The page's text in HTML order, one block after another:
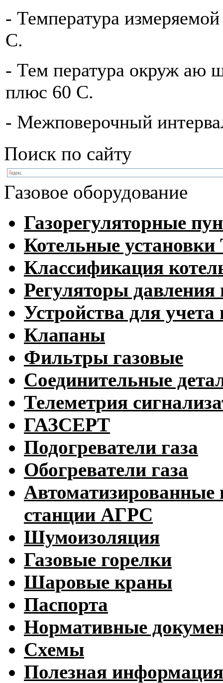
- Температура
С.
- Тем пература окруж аю
плюс 60 С.
- Межповерочный
Поиск по сайту
Газовое оборудование
Газорегуляторные
Котельные
Классификация
Регуляторы давления
Устройства для учета
Клапаны
Фильтры газовые
Соединительные
Телеметрия
ГАЗСЕРТ
Подогреватели газа
Обогреватели газа
Автоматизированные
станции АГРС
Шумоизоляция
Газовые горелки
Шаровые краны
Паспорта
Нормативные
Схемы
Полезная информация